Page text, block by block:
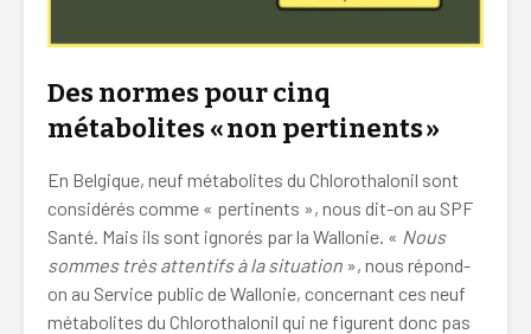
Des normes pour cinq
métabolites «non pertinents»
En Belgique, neuf métabolites du Chlorothalonil sont
considérés comme « pertinents », nous dit-on au SPF
Santé. Mais ils sont ignorés par la Wallonie. « Nous
sommes très attentifs à la situation », nous répond-
on au Service public de Wallonie, concernant ces neuf
métabolites du Chlorothalonil qui ne figurent donc pas